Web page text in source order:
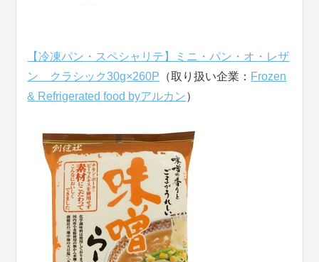
【冷凍パン・スペシャリテ】ミニ・パン・オ・レザ
ン クラシック30g×260P （取り扱い企業： Frozen
& Refrigerated food byアルカン）